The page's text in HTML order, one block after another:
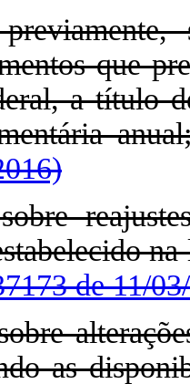
que
a título
de 11/
as